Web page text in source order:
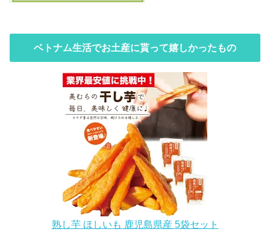
ベトナム生活でお土産に貰って嬉しかったもの
熟し芋 ほしいも 鹿児島県産 5袋セット